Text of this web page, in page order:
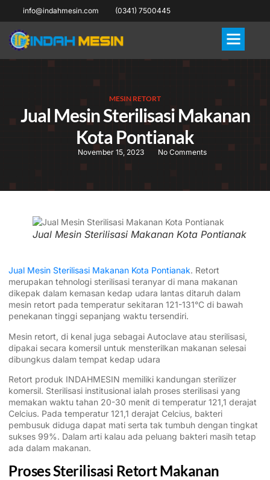
info@indahmesin.com (0341) 7500445
MESIN RETORT
Jual Mesin Sterilisasi Makanan
Kota Pontianak
November 15, 2023 No Comments
Jual Mesin Sterilisasi Makanan Kota Pontianak
Jual Mesin Sterilisasi Makanan Kota Pontianak. Retort
merupakan tehnologi sterilisasi teranyar di mana makanan
dikepak dalam kemasan kedap udara lantas ditaruh dalam
mesin retort pada temperatur sekitaran 121-131°C di bawah
penekanan tinggi sepanjang waktu tersendiri.
Mesin retort, di kenal juga sebagai Autoclave atau sterilisasi,
dipakai secara komersil untuk mensterilkan makanan selesai
dibungkus dalam tempat kedap udara
Retort produk INDAHMESIN memiliki kandungan sterilizer
komersil. Sterilisasi institusional ialah proses sterilisasi yang
memakan waktu tahan 20-30 menit di temperatur 121,1 derajat
Celcius. Pada temperatur 121,1 derajat Celcius, bakteri
pembusuk diduga dapat mati serta tak tumbuh dengan tingkat
sukses 99%. Dalam arti kalau ada peluang bakteri masih tetap
ada dalam makanan.
Proses Sterilisasi Retort Makanan